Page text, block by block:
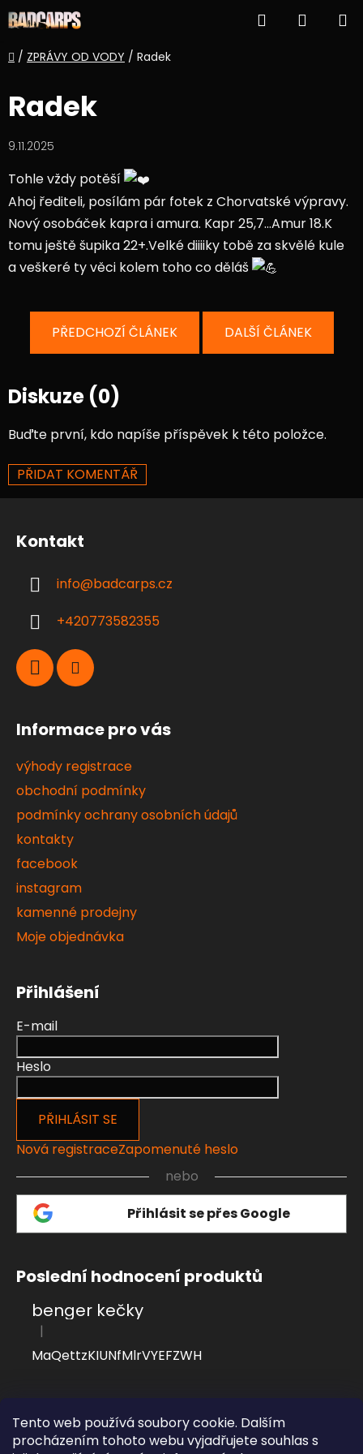
Tento web používá soubory cookie. Dalším
procházením tohoto webu vyjadřujete souhlas s
Přejít
na
Hledat
Domů
/ ZPRÁVY OD VODY / Radek
Radek
9.11.2025
Tohle vždy potěší
Ahoj řediteli, posílám pár fotek z Chorvatské výpravy.
Nový osobáček kapra i amura. Kapr 25,7...Amur 18.K
tomu ještě šupika 22+.Velké diiiiky tobě za skvělé kule
a veškeré ty věci kolem toho co děláš
PŘEDCHOZÍ ČLÁNEK DALŠÍ ČLÁNEK
Diskuze (0)
Buďte první, kdo napíše příspěvek k této položce.
PŘIDAT KOMENTÁŘ
Kontakt
info@badcarps.cz
+420773582355
Informace pro vás
výhody registrace
obchodní podmínky
podmínky ochrany osobních údajů
kontakty
facebook
instagram
kamenné prodejny
Moje objednávka
Přihlášení
E-mail
Heslo
PŘIHLÁSIT SE
Nová registraceZapomenuté heslo
nebo
Přihlásit se přes Google
Poslední hodnocení produktů
benger kečky
Hodnocení produktu je 4 z 5 hvězdiček.
|
MaQettzKIUNfMlrVYEFZWH
Přijímáme online platby